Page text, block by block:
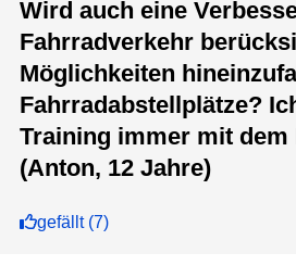
Wird auch eine
Fahrradverkehr
Möglichkeiten
Fahrradabstellplätze?
Training immer mit dem
(Anton, 12 Jahre)
gefällt(7)